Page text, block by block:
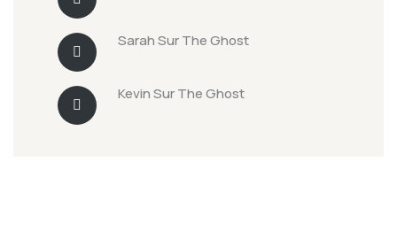
SarahSurThe Ghost
KevinSurThe Ghost